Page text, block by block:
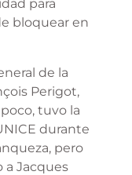
para
bloquear en
de la
Perigot,
tuvo la
durante
pero
a Jacques